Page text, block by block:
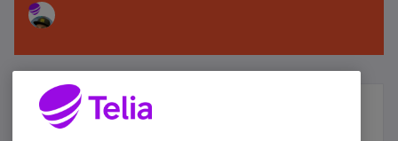
Älä jää paitsi – osallistu ja voita!